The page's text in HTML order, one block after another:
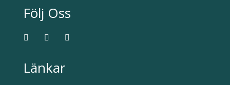
Följ Oss
Länkar